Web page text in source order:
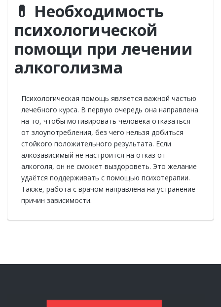
💊 Необходимость
психологической
помощи при лечении
алкоголизма
Психологическая помощь является важной частью
лечебного курса. В первую очередь она направлена
на то, чтобы мотивировать человека отказаться
от злоупотребления, без чего нельзя добиться
стойкого положительного результата. Если
алкозависимый не настроится на отказ от
алкоголя, он не сможет выздороветь. Это желание
удаётся поддерживать с помощью психотерапии.
Также, работа с врачом направлена на устранение
причин зависимости.